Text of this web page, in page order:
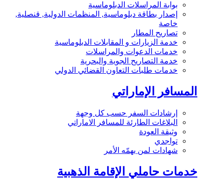
بوابة المراسلات الدبلوماسية
إصدار بطاقة دبلوماسية, المنظمات الدولية, قنصلية,
خاصة
تصاريح المطار
خدمة الزيارات و المقابلات الدبلوماسية
خدمات الدعوات والمراسلات
خدمة التصاريح الجوية والبحرية
خدمات طلبات التعاون القضائي الدولي
المسافر الإماراتي
إرشادات السفر حسب كل وجهة
البلاغات الطارئة للمسافر الاماراتي
وثيقة العودة
تواجدي
شهادات لمن يهمّه الأمر
خدمات حاملي الإقامة الذهبية